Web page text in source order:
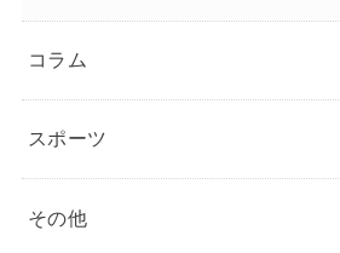
コラム
スポーツ
その他